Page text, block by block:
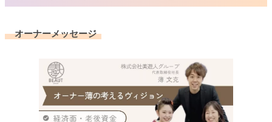
オーナーメッセージ